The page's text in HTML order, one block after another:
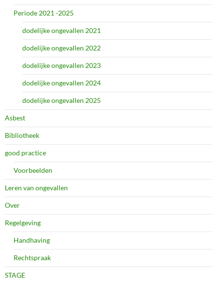
Periode 2021 -2025
dodelijke ongevallen 2021
dodelijke ongevallen 2022
dodelijke ongevallen 2023
dodelijke ongevallen 2024
dodelijke ongevallen 2025
Asbest
Bibliotheek
good practice
Voorbeelden
Leren van ongevallen
Over
Regelgeving
Handhaving
Rechtspraak
STAGE